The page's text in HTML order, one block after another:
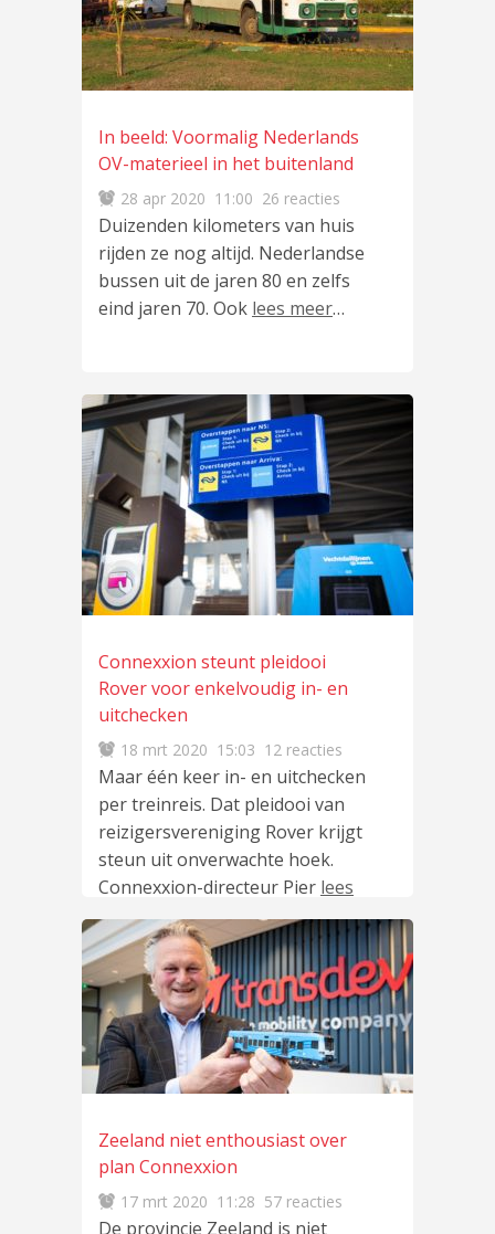
In beeld: Voormalig Nederlands
OV-materieel in het buitenland
28 apr 2020 11:00 26 reacties
Duizenden kilometers van huis
rijden ze nog altijd. Nederlandse
bussen uit de jaren 80 en zelfs
eind jaren 70. Ook lees meer…
Connexxion steunt pleidooi
Rover voor enkelvoudig in- en
uitchecken
18 mrt 2020 15:03 12 reacties
Maar één keer in- en uitchecken
per treinreis. Dat pleidooi van
reizigersvereniging Rover krijgt
steun uit onverwachte hoek.
Connexxion-directeur Pier lees
meer…
Zeeland niet enthousiast over
plan Connexxion
17 mrt 2020 11:28 57 reacties
De provincie Zeeland is niet